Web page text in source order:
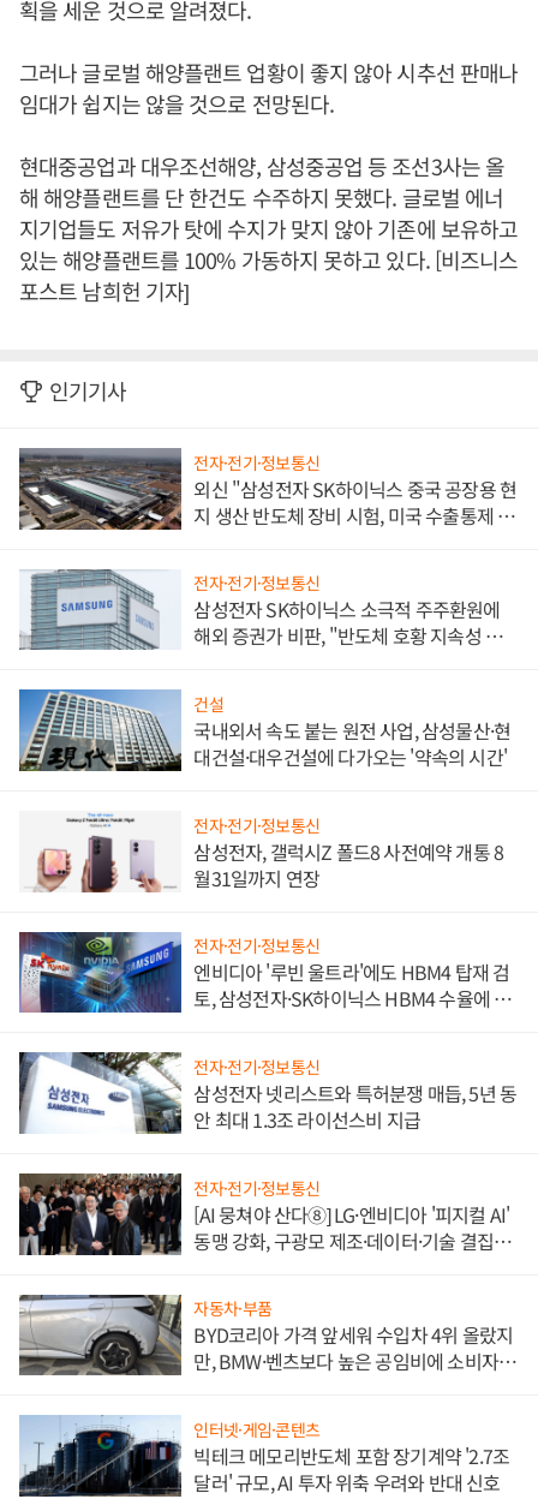
획을 세운 것으로 알려졌다.
그러나 글로벌 해양플랜트 업황이 좋지 않아 시추선 판매나
임대가 쉽지는 않을 것으로 전망된다.
현대중공업과 대우조선해양, 삼성중공업 등 조선3사는 올
해 해양플랜트를 단 한건도 수주하지 못했다. 글로벌 에너
지기업들도 저유가 탓에 수지가 맞지 않아 기존에 보유하고
있는 해양플랜트를 100% 가동하지 못하고 있다. [비즈니스
포스트 남희헌 기자]
인기기사
전자·전기·정보통신
외신 "삼성전자 SK하이닉스 중국 공장용 현
지 생산 반도체 장비 시험, 미국 수출통제 대
전자·전기·정보통신
삼성전자 SK하이닉스 소극적 주주환원에
해외 증권가 비판, "반도체 호황 지속성 의
건설
국내외서 속도 붙는 원전 사업, 삼성물산·현
대건설·대우건설에 다가오는 '약속의 시간'
전자·전기·정보통신
삼성전자, 갤럭시Z 폴드8 사전예약 개통 8
월31일까지 연장
전자·전기·정보통신
엔비디아 '루빈 울트라'에도 HBM4 탑재 검
토, 삼성전자·SK하이닉스 HBM4 수율에 주
전자·전기·정보통신
삼성전자 넷리스트와 특허분쟁 매듭, 5년 동
안 최대 1.3조 라이선스비 지급
전자·전기·정보통신
[AI 뭉쳐야 산다⑧] LG·엔비디아 '피지컬 AI'
동맹 강화, 구광모 제조·데이터·기술 결집
자동차·부품
BYD코리아 가격 앞세워 수입차 4위 올랐지
만, BMW·벤츠보다 높은 공임비에 소비자
인터넷·게임·콘텐츠
빅테크 메모리반도체 포함 장기계약 '2.7조
달러' 규모, AI 투자 위축 우려와 반대 신호